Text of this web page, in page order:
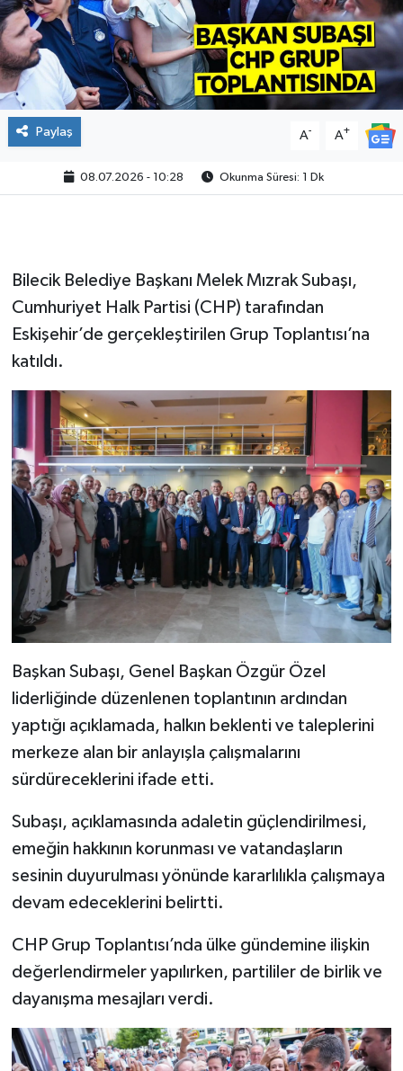
Paylaş A- A+
08.07.2026 - 10:28 Okunma Süresi: 1 Dk
Bilecik Belediye Başkanı Melek Mızrak Subaşı,
Cumhuriyet Halk Partisi (CHP) tarafından
Eskişehir’de gerçekleştirilen Grup Toplantısı’na
katıldı.
Başkan Subaşı, Genel Başkan Özgür Özel
liderliğinde düzenlenen toplantının ardından
yaptığı açıklamada, halkın beklenti ve taleplerini
merkeze alan bir anlayışla çalışmalarını
sürdüreceklerini ifade etti.
Subaşı, açıklamasında adaletin güçlendirilmesi,
emeğin hakkının korunması ve vatandaşların
sesinin duyurulması yönünde kararlılıkla çalışmaya
devam edeceklerini belirtti.
CHP Grup Toplantısı’nda ülke gündemine ilişkin
değerlendirmeler yapılırken, partililer de birlik ve
dayanışma mesajları verdi.